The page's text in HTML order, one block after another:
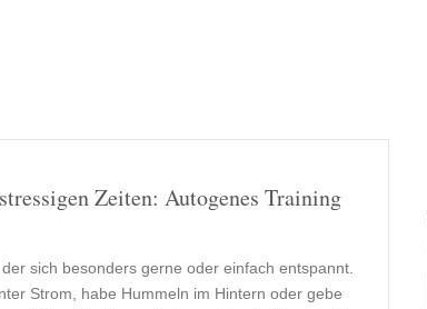
Zeiten: Autogenes Training
sich besonders gerne oder einfach entspannt.
Strom, habe Hummeln im Hintern oder gebe